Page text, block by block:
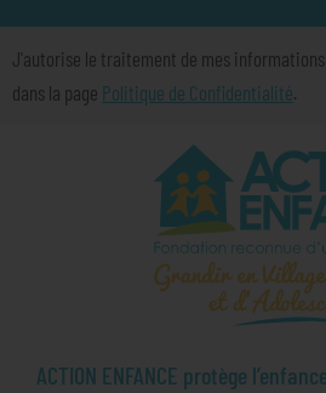
J'autorise le traitement de mes
dans la page Politique de Confidentialité.
ACTION ENFANCE protège